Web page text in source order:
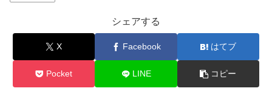
シェアする
X Facebook はてブ
Pocket LINE コピー